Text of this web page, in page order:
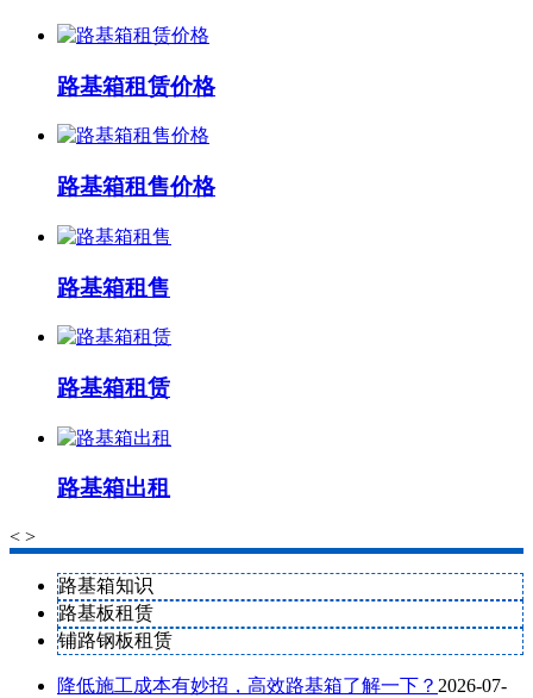
路基箱租赁价格
路基箱租售价格
路基箱租售
路基箱租赁
路基箱出租
< >
路基箱知识
路基板租赁
铺路钢板租赁
降低施工成本有妙招，高效路基箱了解一下？ 2026-07-